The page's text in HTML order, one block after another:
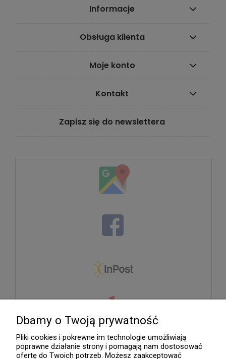
Informacje
Obsługa klienta
Moje konto
Kontakt
Zapisz się do newslettera
Dbamy o Twoją prywatność
Pliki cookies i pokrewne im technologie umożliwiają
poprawne działanie strony i pomagają nam dostosować
ofertę do Twoich potrzeb. Możesz zaakceptować